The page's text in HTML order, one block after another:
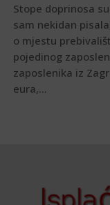
Stope doprinosa
sam nekidan
o mjestu
pojedinog
zaposlenika iz
eura,...